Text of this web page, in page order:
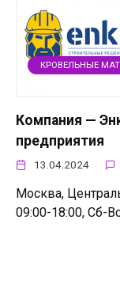
КРОВЕЛЬНЫЕ
Компания —
предприятия
13.04.2024
Москва,
09:00-18:00, Сб-